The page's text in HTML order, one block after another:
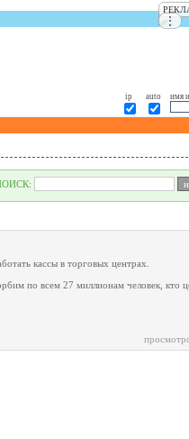
⋮
ip auto имя
кассы в торговых центрах.
по всем 27 миллионам человек, кто